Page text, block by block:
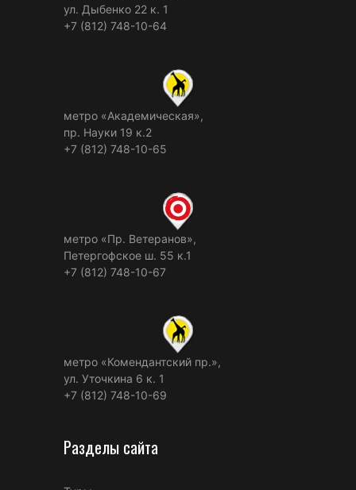
ул. Дыбенко 22 к. 1
+7 (812) 748-10-64
метро «Академическая»,
пр. Науки 19 к.2
+7 (812) 748-10-65
метро «Пр. Ветеранов»,
Петергофское ш. 55 к.1
+7 (812) 748-10-67
метро «Комендантский пр.»,
ул. Уточкина 6 к. 1
+7 (812) 748-10-69
Разделы сайта